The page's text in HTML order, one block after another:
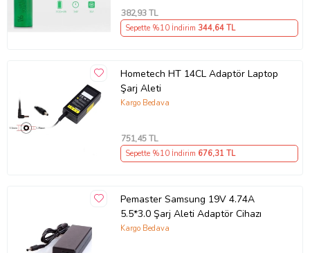
382,93 TL
Sepette %10 İndirim 344,64 TL
Hometech HT 14CL Adaptör Laptop
Şarj Aleti
Kargo Bedava
751,45 TL
Sepette %10 İndirim 676,31 TL
Pemaster Samsung 19V 4.74A
5.5*3.0 Şarj Aleti Adaptör Cihazı
Kargo Bedava